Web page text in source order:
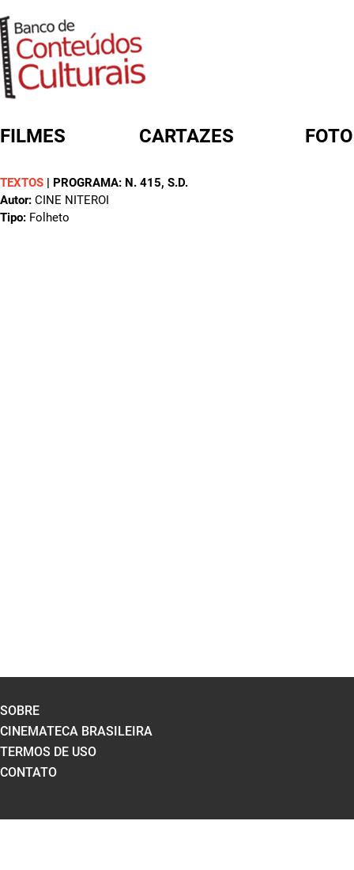
FILMES CARTAZES
TEXTOS | PROGRAMA: N. 415, S.D.
Autor: CINE NITEROI
Tipo: Folheto
FORMULÁRIO DE BUSCA
SOBRE
CINEMATECA BRASILEIRA
TERMOS DE USO
CONTATO